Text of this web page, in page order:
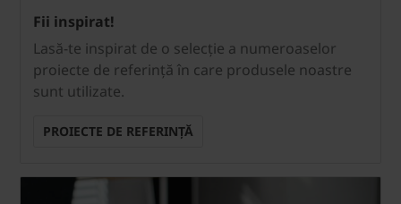
Fii inspirat!
Lasă-te inspirat de o selecție a numeroaselor
proiecte de referință în care produsele noastre
sunt utilizate.
PROIECTE DE REFERINȚĂ